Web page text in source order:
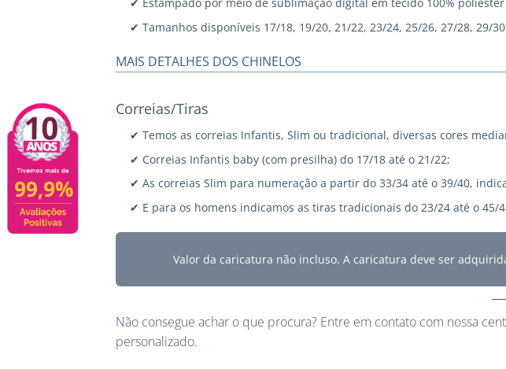
✔ Tamanhos disponíveis 17/18, 19/20, 21/22, 23/24, 25/26, 27/28, 29/
MAIS DETALHES DOS CHINELOS
Correias/Tiras
✔ Temos as correias Infantis, Slim ou tradicional, diversas cores
✔ Correias Infantis baby (com presilha) do 17/18 até o 21/22;
✔ As correias Slim para numeração a partir do 33/34 até o 39/40,
✔ E para os homens indicamos as tiras tradicionais do 23/24 até o 45/
Valor da caricatura não incluso. A caricatura deve ser
Não consegue achar o que procura? Entre em contato com nossa
personalizado.